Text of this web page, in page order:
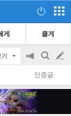
게 클게
기
공
on/off
검
색
글
쓰
인증글